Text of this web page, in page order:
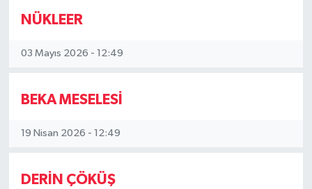
NÜKLEER
03 Mayıs 2026 - 12:49
BEKA MESELESİ
19 Nisan 2026 - 12:49
DERİN ÇÖKÜŞ
Yemek